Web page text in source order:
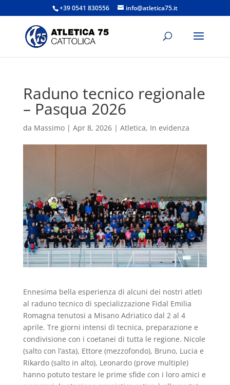
+39 0541 830556 info@atletica75.it
Raduno tecnico regionale
– Pasqua 2026
da Massimo| Apr 8, 2026| Atletica, In evidenza
Ennesima bella esperienza di alcuni dei nostri atleti
al raduno tecnico di specializzazione Fidal Emilia
Romagna tenutosi a Misano Adriatico dal 2 al 4
aprile. Tre giorni intensi di tecnica, preparazione e
condivisione con i coetanei di tutta le regione. Nicole
(salto con l’asta), Ettore (mezzofondo), Bruno, Lucia e
Rikardo (salto in alto), Leonardo (prove multiple)
hanno potuto testare le prime sfide con i loro amici e